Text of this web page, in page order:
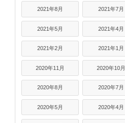
2021年8月 2021年7月
2021年5月 2021年4月
2021年2月 2021年1月
2020年11月 2020年10月
2020年8月 2020年7月
2020年5月 2020年4月